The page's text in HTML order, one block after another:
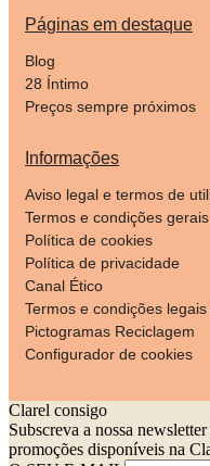
Páginas em destaque
Blog
28 Íntimo
Preços sempre próximos
Informações
Aviso legal e termos de
Termos e condições
Política de cookies
Política de privacidade
Canal Ético
Termos e condições
Pictogramas Reciclagem
Configurador de cookies
Clarel consigo
Subscreva a nossa
promoções disponíveis na